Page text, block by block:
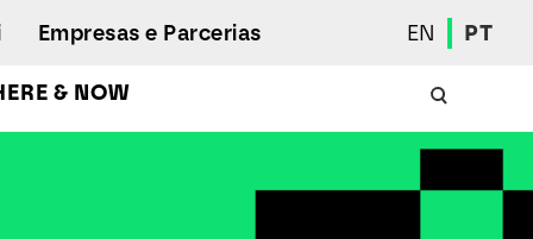
& NOW
Empresas e Parcerias EN PT